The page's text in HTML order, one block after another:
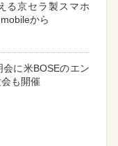
る京セラ製スマホ
から
に米BOSEのエン
も開催